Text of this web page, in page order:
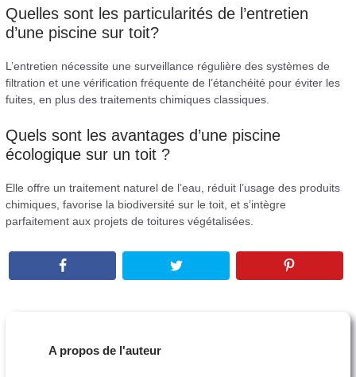
Quelles sont les particularités de l’entretien
d’une piscine sur toit?
L’entretien nécessite une surveillance régulière des systèmes de
filtration et une vérification fréquente de l’étanchéité pour éviter les
fuites, en plus des traitements chimiques classiques.
Quels sont les avantages d’une piscine
écologique sur un toit ?
Elle offre un traitement naturel de l’eau, réduit l’usage des produits
chimiques, favorise la biodiversité sur le toit, et s’intègre
parfaitement aux projets de toitures végétalisées.
A propos de l'auteur